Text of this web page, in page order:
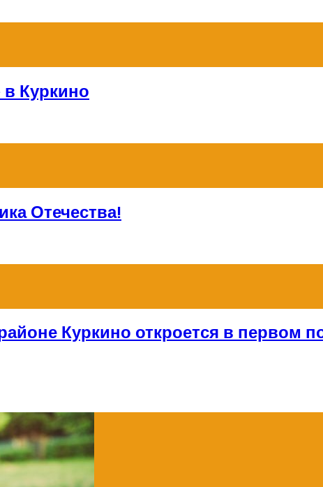
Куркино
Отечества!
Куркино откроется в первом